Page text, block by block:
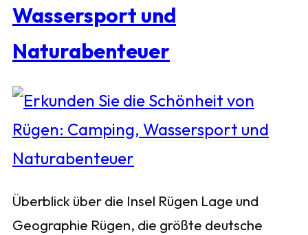
Wassersport und
Naturabenteuer
Überblick über die Insel Rügen Lage und
Geographie Rügen, die größte deutsche